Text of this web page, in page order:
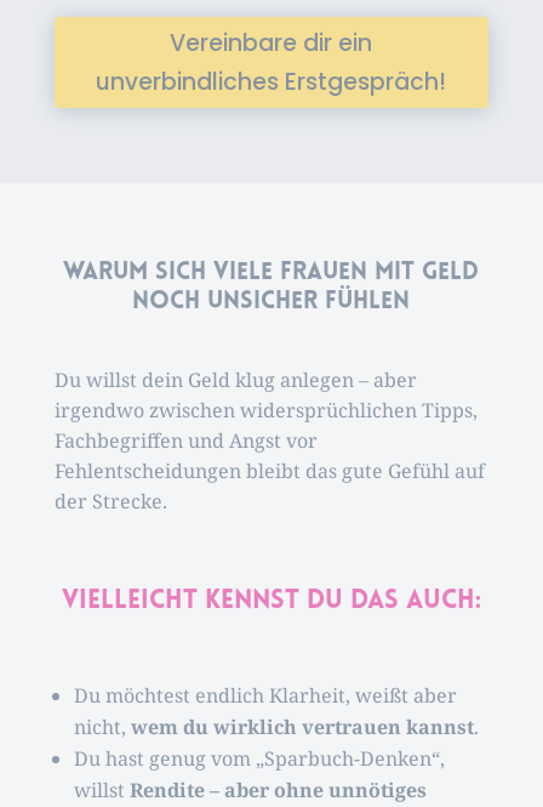
Vereinbare dir ein
unverbindliches Erstgespräch!
Warum sich viele Frauen mit Geld
noch unsicher fühlen
Du willst dein Geld klug anlegen – aber
irgendwo zwischen widersprüchlichen Tipps,
Fachbegriffen und Angst vor
Fehlentscheidungen bleibt das gute Gefühl auf
der Strecke.
Vielleicht kennst du das auch:
Du möchtest endlich Klarheit, weißt aber
nicht, wem du wirklich vertrauen kannst.
Du hast genug vom „Sparbuch-Denken“,
willst Rendite – aber ohne unnötiges